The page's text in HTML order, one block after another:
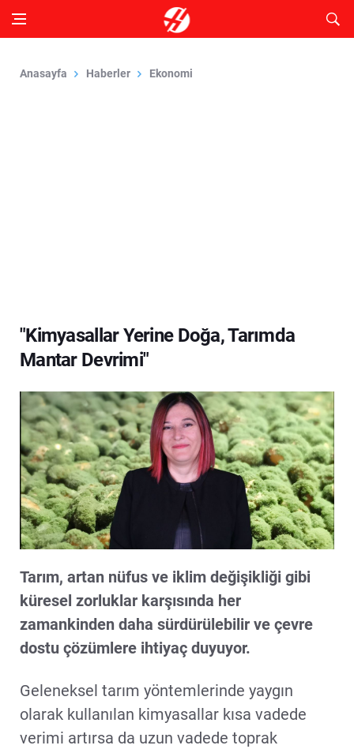
Anasayfa Haberler Ekonomi
"Kimyasallar Yerine Doğa, Tarımda
Mantar Devrimi"
Tarım, artan nüfus ve iklim değişikliği gibi
küresel zorluklar karşısında her
zamankinden daha sürdürülebilir ve çevre
dostu çözümlere ihtiyaç duyuyor.
Geleneksel tarım yöntemlerinde yaygın
olarak kullanılan kimyasallar kısa vadede
verimi artırsa da uzun vadede toprak